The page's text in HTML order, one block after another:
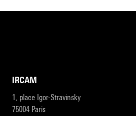
IRCAM
1, place Igor-Stravinsky
75004 Paris